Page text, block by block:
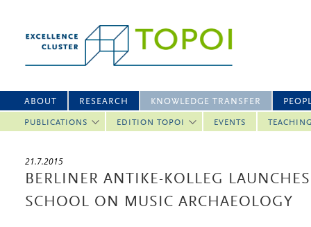
ABOUT RESEARCH KNOWLEDGE TRANSFER
PUBLICATIONS EDITION TOPOI EVENTS
21.7.2015
BERLINER ANTIKE-KOLLEG
SCHOOL ON MUSIC ARCHAEOLOGY